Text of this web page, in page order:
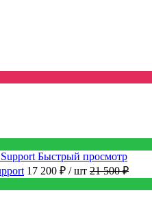
Быстрый просмотр
17 200 ₽ / шт 21 500 ₽